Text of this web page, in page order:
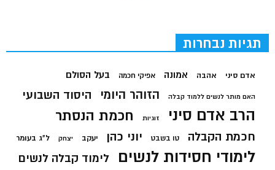
תגיות נבחרות
אדם סיני אהבה אמונה אפיקי חכמה בעל הסולם
האם מותר לנשים ללמוד קבלה הזוהר היומי היסוד השבועי
הרב אדם סיני זוגיות חכמת הנסתר
חכמת הקבלה טו בשבט יוני כהן יעקב יצחק ל"ג בעומר
לימודי חסידות לנשים לימוד קבלה לנשים